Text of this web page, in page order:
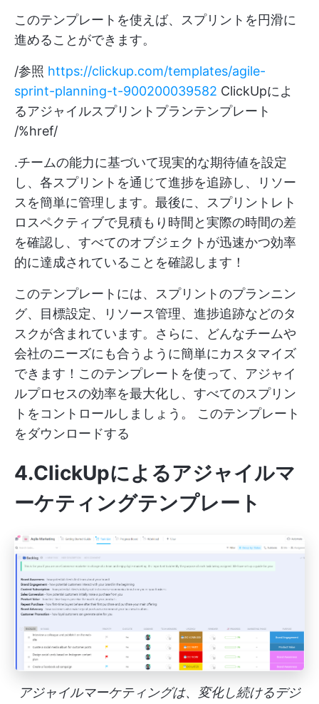
このテンプレートを使えば、スプリントを円滑に
進めることができます。
/参照 https://clickup.com/templates/agile-
sprint-planning-t-900200039582 ClickUpによ
るアジャイルスプリントプランテンプレート
/%href/
.チームの能力に基づいて現実的な期待値を設定
し、各スプリントを通じて進捗を追跡し、リソー
スを簡単に管理します。最後に、スプリントレト
ロスペクティブで見積もり時間と実際の時間の差
を確認し、すべてのオブジェクトが迅速かつ効率
的に達成されていることを確認します！
このテンプレートには、スプリントのプランニン
グ、目標設定、リソース管理、進捗追跡などのタ
スクが含まれています。さらに、どんなチームや
会社のニーズにも合うように簡単にカスタマイズ
できます！このテンプレートを使って、アジャイ
ルプロセスの効率を最大化し、すべてのスプリン
トをコントロールしましょう。 このテンプレート
をダウンロードする
4.ClickUpによるアジャイルマ
ーケティングテンプレート
アジャイルマーケティングは、変化し続けるデジ